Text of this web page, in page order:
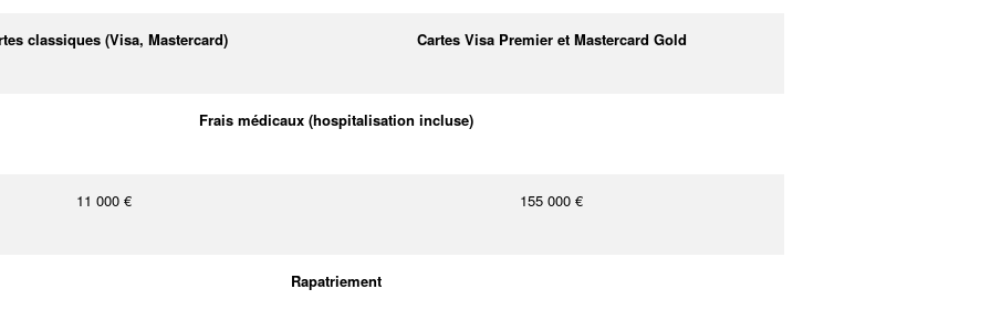
classiques (Visa, Mastercard) Cartes Visa Premier et Mastercard Gold
Frais médicaux (hospitalisation incluse)
11 000 € 155 000 €
Rapatriement